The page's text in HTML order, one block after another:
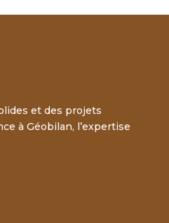
et des projets
à Géobilan, l’expertise